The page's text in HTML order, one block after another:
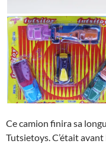
Ce camion finira sa
Tutsietoys. C’était